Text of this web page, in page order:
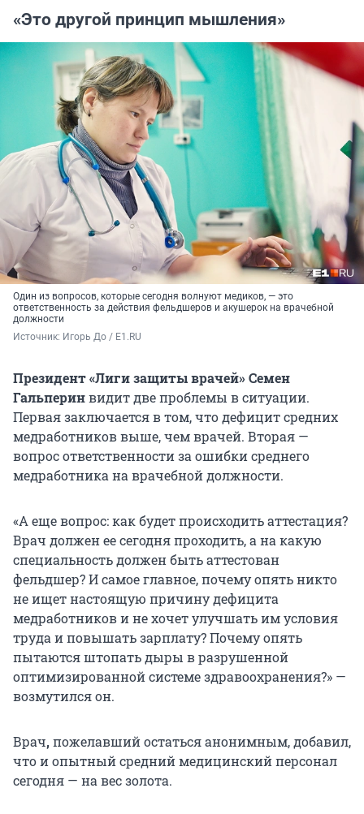
«Это другой принцип мышления»
Один из вопросов, которые сегодня волнуют медиков, — это
ответственность за действия фельдшеров и акушерок на врачебной
должности
Источник: Игорь До / E1.RU
Президент «Лиги защиты врачей» Семен
Гальперинвидит две проблемы в ситуации.
Первая заключается в том, что дефицит средних
медработников выше, чем врачей. Вторая —
вопрос ответственности за ошибки среднего
медработника на врачебной должности.
«А еще вопрос: как будет происходить аттестация?
Врач должен ее сегодня проходить, а на какую
специальность должен быть аттестован
фельдшер? И самое главное, почему опять никто
не ищет настоящую причину дефицита
медработников и не хочет улучшать им условия
труда и повышать зарплату? Почему опять
пытаются штопать дыры в разрушенной
оптимизированной системе здравоохранения?» —
возмутился он.
Врач,пожелавший остаться анонимным, добавил,
что и опытный средний медицинский персонал
сегодня — на вес золота.